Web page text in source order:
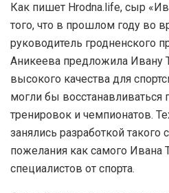
Как пишет Hrodna.life, сыр
того, что в прошлом году во
руководитель гродненского
Аникеева предложила Ивану
высокого качества для
могли бы восстанавливаться
тренировок и чемпионатов.
занялись разработкой такого
пожелания как самого Ивана
специалистов от спорта.